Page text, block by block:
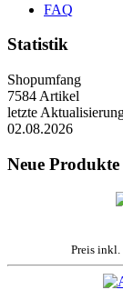
FAQ
Statistik
Shopumfang
7584 Artikel
letzte
02.08.2026
Neue Produkte
Preis inkl.